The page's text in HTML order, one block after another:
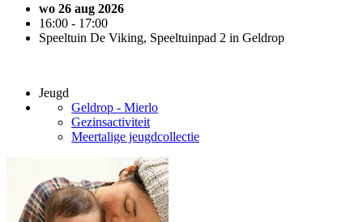
wo 26 aug 2026
16:00 - 17:00
Speeltuin De Viking, Speeltuinpad 2 in Geldrop
Jeugd
Geldrop - Mierlo
Gezinsactiviteit
Meertalige jeugdcollectie